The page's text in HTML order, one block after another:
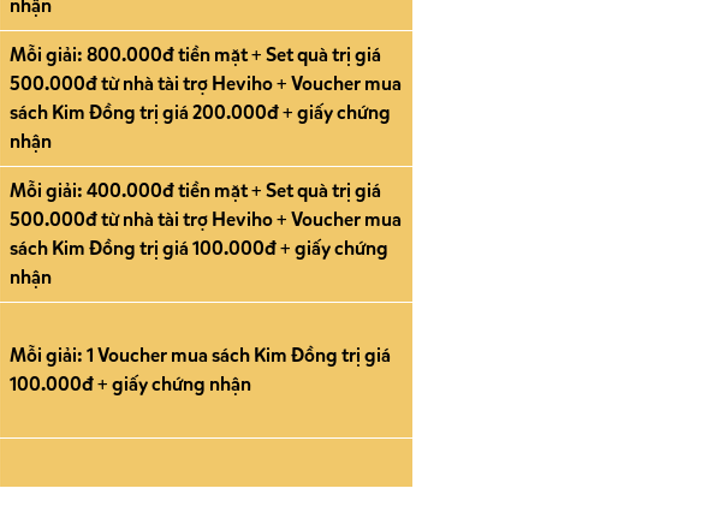
Mỗi giải: 800.000đ tiền mặt + Set quà trị giá
500.000đ từ nhà tài trợ Heviho + Voucher mua
sách Kim Đồng trị giá 200.000đ + giấy chứng
nhận
Mỗi giải: 400.000đ tiền mặt + Set quà trị giá
500.000đ từ nhà tài trợ Heviho + Voucher mua
sách Kim Đồng trị giá 100.000đ + giấy chứng
nhận
Mỗi giải: 1 Voucher mua sách Kim Đồng trị giá
100.000đ + giấy chứng nhận